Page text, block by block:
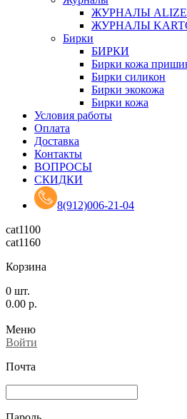
ЖУРНАЛЫ ALIZE
ЖУРНАЛЫ
Бирки
БИРКИ
Бирки кожа
Бирки силикон
Бирки экокожа
Бирки кожа
Условия работы
Оплата
Доставка
Контакты
ВОПРОСЫ
СКИДКИ
8(912)006-21-04
cat1100
cat1160
Корзина
0 шт.
0.00 р.
Меню
Войти
Почта